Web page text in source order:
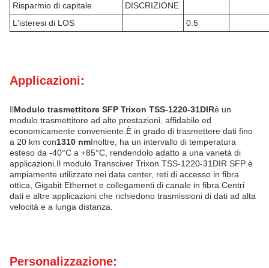
Risparmio di capitale
DISCRIZIONE
L'isteresi di LOS
0.5
Applicazioni:
IlModulo trasmettitore SFP Trixon TSS-1220-31DIRè un
modulo trasmettitore ad alte prestazioni, affidabile ed
economicamente conveniente.È in grado di trasmettere dati fino
a 20 km con1310 nmInoltre, ha un intervallo di temperatura
esteso da -40°C a +85°C, rendendolo adatto a una varietà di
applicazioni.Il modulo Transciver Trixon TSS-1220-31DIR SFP è
ampiamente utilizzato nei data center, reti di accesso in fibra
ottica, Gigabit Ethernet e collegamenti di canale in fibra.Centri
dati e altre applicazioni che richiedono trasmissioni di dati ad alta
velocità e a lunga distanza.
Personalizzazione: